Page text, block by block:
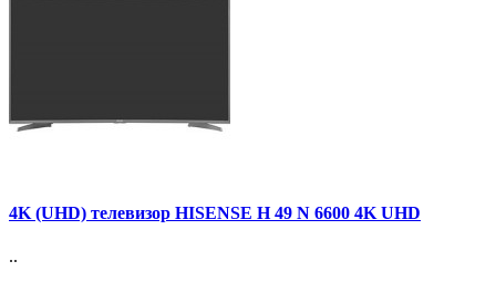
4K (UHD) телевизор HISENSE H 49 N 6600 4K UHD
..